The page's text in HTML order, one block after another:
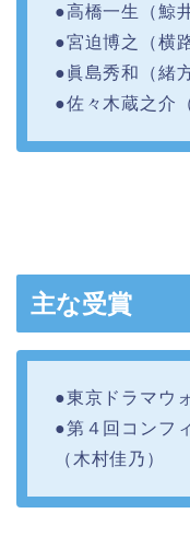
●高橋一生（鯨
●宮迫博之（横
●眞島秀和（緒
●佐々木蔵之介
主な受賞
●東京ドラマウ
●第４回コンフ
（木村佳乃）